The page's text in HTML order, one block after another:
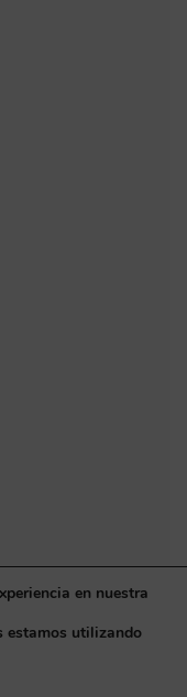
en nuestra
estamos utilizando